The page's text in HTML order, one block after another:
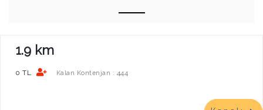
1.9 km
0 TL Kalan Kontenjan : 444